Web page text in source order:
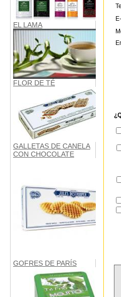
EL LAMA
FLOR DE TÉ
GALLETAS DE CANELA
CON CHOCOLATE
GOFRES DE PARÍS